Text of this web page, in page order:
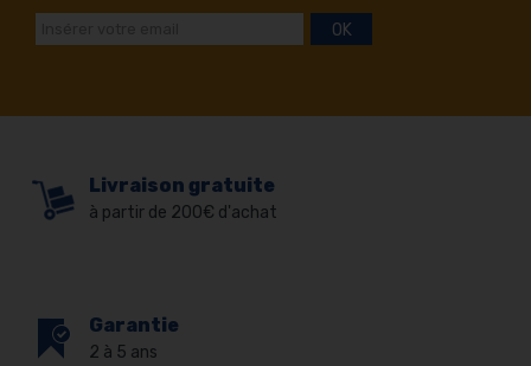
OK
Livraison gratuite
à partir de 200€ d'achat
Garantie
2 à 5 ans